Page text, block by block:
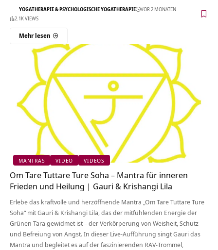
YOGATHERAPIE & PSYCHOLOGISCHE YOGATHERAPIE
VOR 2 MONATEN
2.1K VIEWS
Mehr lesen
MANTRAS VIDEO VIDEOS
Om Tare Tuttare Ture Soha – Mantra für inneren
Frieden und Heilung | Gauri & Krishangi Lila
Erlebe das kraftvolle und herzöffnende Mantra „Om Tare Tuttare Ture
Soha“ mit Gauri & Krishangi Lila, das der mitfühlenden Energie der
Grünen Tara gewidmet ist – der Verkörperung von Weisheit, Schutz
und Befreiung von Angst. In dieser Live-Aufführung singt Gauri das
Mantra und begleitet es auf der faszinierenden RAV-Trommel,